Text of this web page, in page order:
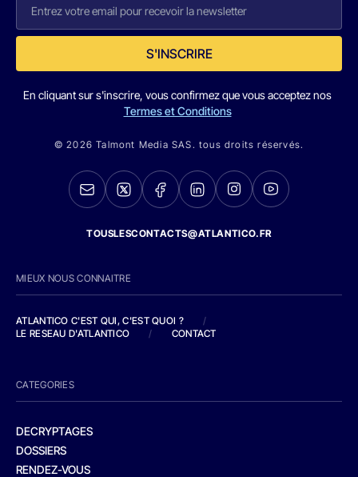
S'INSCRIRE
En cliquant sur s'inscrire, vous confirmez que vous acceptez nos
Termes et Conditions
© 2026 Talmont Media SAS. tous droits réservés.
TOUSLESCONTACTS@ATLANTICO.FR
MIEUX NOUS CONNAITRE
ATLANTICO C'EST QUI, C'EST QUOI ?
/
LE RESEAU D'ATLANTICO
/ CONTACT
CATEGORIES
DECRYPTAGES
DOSSIERS
RENDEZ-VOUS